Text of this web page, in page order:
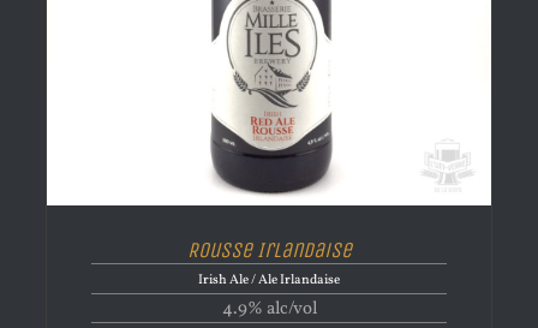
Rousse Irlandaise
Irish Ale / Ale Irlandaise
4.9% alc/vol